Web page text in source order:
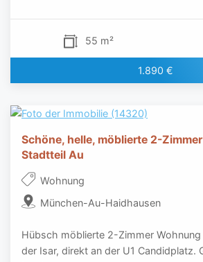
55 m²
1.890 €
Schöne, helle, möblierte 2-
Stadtteil Au
Wohnung
München-Au-Haidhausen
Hübsch möblierte 2-Zimmer
der Isar, direkt an der U1 Candidplatz.